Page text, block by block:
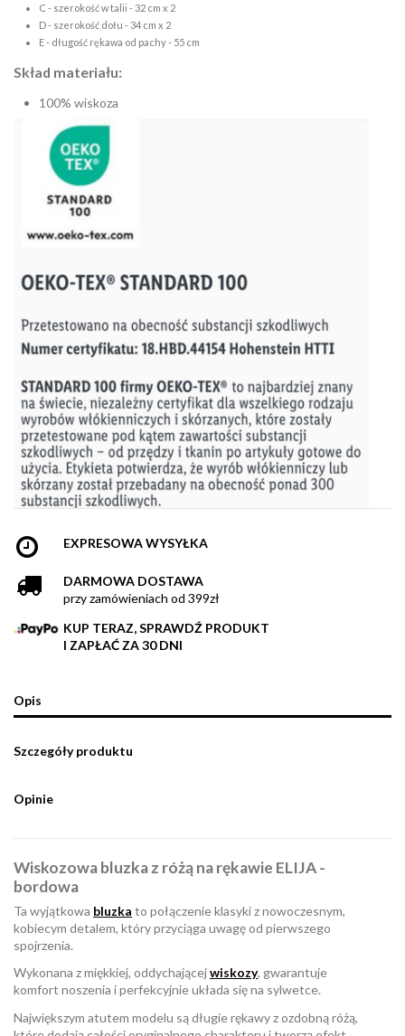
C - szerokość w talii - 32 cm x 2
D - szerokość dołu - 34 cm x 2
E - długość rękawa od pachy - 55 cm
Skład materiału:
100% wiskoza
EXPRESOWA WYSYŁKA
DARMOWA DOSTAWA
przy zamówieniach od 399zł
KUP TERAZ, SPRAWDŹ PRODUKT
I ZAPŁAĆ ZA 30 DNI
Opis
Szczegóły produktu
Opinie
Wiskozowa bluzka z różą na rękawie ELIJA -
bordowa
Ta wyjątkowa bluzka to połączenie klasyki z nowoczesnym,
kobiecym detalem, który przyciąga uwagę od pierwszego
spojrzenia.
Wykonana z miękkiej, oddychającejwiskozy, gwarantuje
komfort noszenia i perfekcyjnie układa się na sylwetce.
Największym atutem modelu są długie rękawy z ozdobną różą,